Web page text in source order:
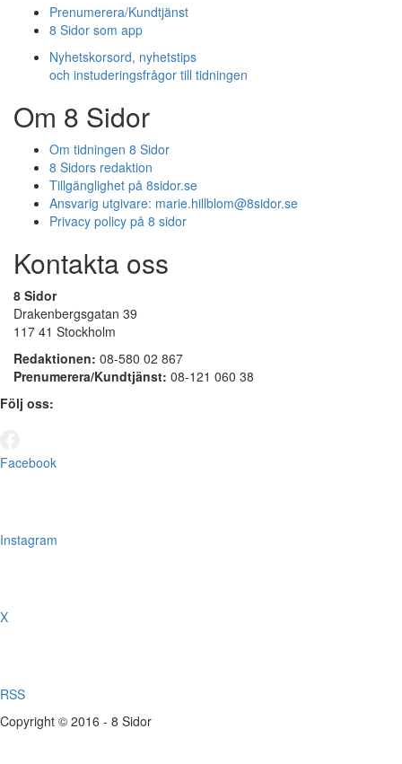
Prenumerera/Kundtjänst
8 Sidor som app
Nyhetskorsord, nyhetstips
och instuderingsfrågor till tidningen
Om 8 Sidor
Om tidningen 8 Sidor
8 Sidors redaktion
Tillgänglighet på 8sidor.se
Ansvarig utgivare: marie.hillblom@8sidor.se
Privacy policy på 8 sidor
Kontakta oss
8 Sidor
Drakenbergsgatan 39
117 41 Stockholm
Redaktionen: 08-580 02 867
Prenumerera/Kundtjänst: 08-121 060 38
Följ oss:
Facebook
Instagram
X
RSS
Copyright © 2016 - 8 Sidor